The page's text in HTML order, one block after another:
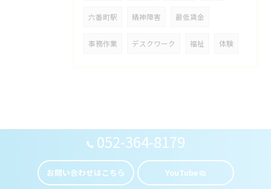
六番町駅 精神障害 最低賃金
事務作業 デスクワーク 福祉 体験
052-364-8179
お問い合わせはこちら YouTube